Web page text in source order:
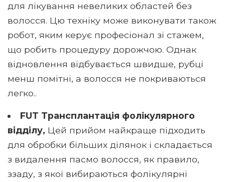
для лікування невеликих областей без
волосся. Цю техніку може виконувати також
робот, яким керує професіонал зі стажем,
що робить процедуру дорожчою. Однак
відновлення відбувається швидше, рубці
менш помітні, а волосся не покриваються
легко..
FUT Трансплантація фолікулярного
відділу, Цей прийом найкраще підходить
для обробки більших ділянок і складається
з видалення пасмо волосся, як правило,
ззаду, з якої вибираються фолікулярні